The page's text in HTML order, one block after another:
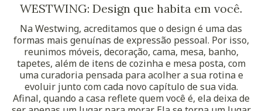
WESTWING: Design que habita em você.
Na Westwing, acreditamos que o design é uma das
formas mais genuínas de expressão pessoal. Por isso,
reunimos móveis, decoração, cama, mesa, banho,
tapetes, além de itens de cozinha e mesa posta, com
uma curadoria pensada para acolher a sua rotina e
evoluir junto com cada novo capítulo de sua vida.
Afinal, quando a casa reflete quem você é, ela deixa de